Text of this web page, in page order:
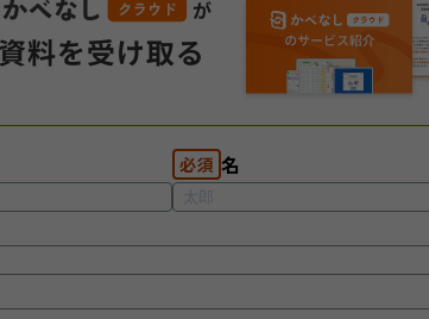
必須 名